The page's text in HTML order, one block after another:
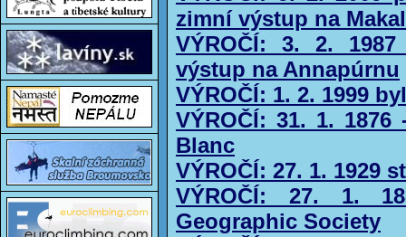
zimní výstup na
VÝROČÍ: 3. 2.
výstup na Annapúrnu
VÝROČÍ: 1. 2. 1999
VÝROČÍ: 31. 1.
Blanc
VÝROČÍ: 27. 1. 1929
VÝROČÍ: 27. 1.
Geographic Society